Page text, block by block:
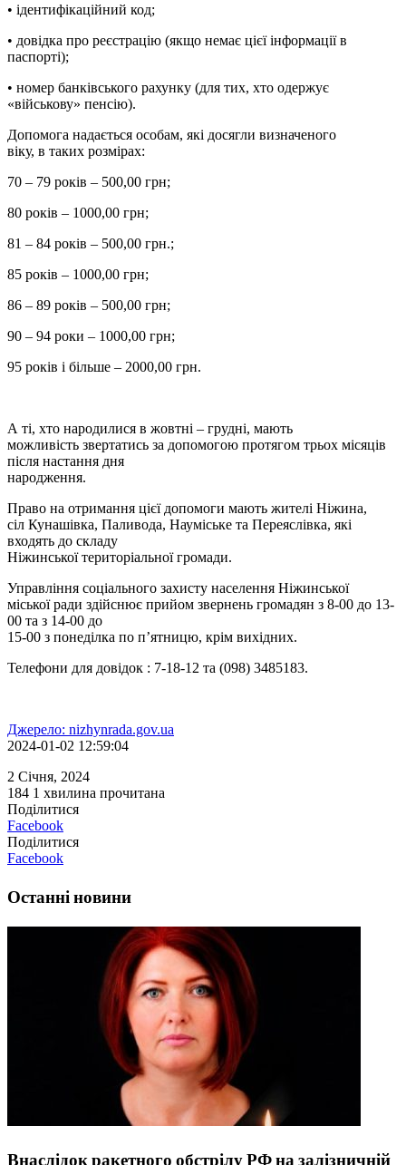
• ідентифікаційний код;
• довідка про реєстрацію (якщо немає цієї інформації в
паспорті);
• номер банківського рахунку (для тих, хто одержує
«військову» пенсію).
Допомога надається особам, які досягли визначеного
віку, в таких розмірах:
70 – 79 років – 500,00 грн;
80 років – 1000,00 грн;
81 – 84 років – 500,00 грн.;
85 років – 1000,00 грн;
86 – 89 років – 500,00 грн;
90 – 94 роки – 1000,00 грн;
95 років і більше – 2000,00 грн.
А ті, хто народилися в жовтні – грудні, мають
можливість звертатись за допомогою протягом трьох місяців
після настання дня
народження.
Право на отримання цієї допомоги мають жителі Ніжина,
сіл Кунашівка, Паливода, Науміське та Переяслівка, які
входять до складу
Ніжинської територіальної громади.
Управління соціального захисту населення Ніжинської
міської ради здійснює прийом звернень громадян з 8-00 до 13-
00 та з 14-00 до
15-00 з понеділка по п’ятницю, крім вихідних.
Телефони для довідок : 7-18-12 та (098) 3485183.
Джерело: nizhynrada.gov.ua
2024-01-02 12:59:04
2 Січня, 2024
184 1 хвилина прочитана
Поділитися
Facebook
Поділитися
Facebook
Останні новини